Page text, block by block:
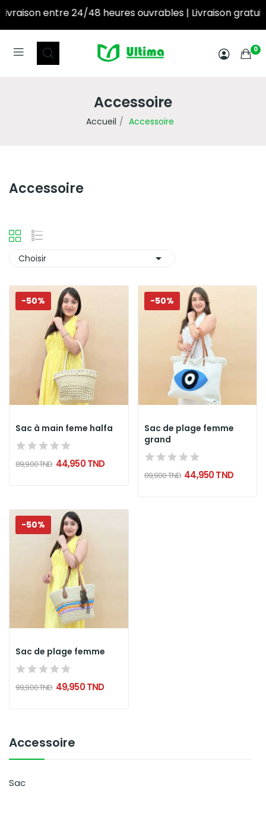
entre 24/48 heures ouvrables | Livraison gratuite à
0
Accessoire
Accueil Accessoire
Accessoire
Sac
Accessoire
Choisir 
-50%
Sac à main feme halfa
89,900 TND 44,950 TND
-50%
Sac de plage femme
grand
89,900 TND 44,950 TND
-50%
Sac de plage femme
99,900 TND 49,950 TND